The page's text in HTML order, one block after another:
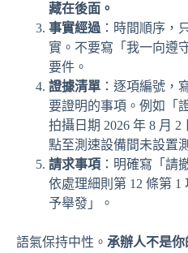
藏在後面。
事實經過 ：時間順序，
實。不要寫「我一向遵
要件。
證據清單 ：逐項編號，
要證明的事項。例如「
拍攝日期 2026 年 8 月
點至測速設備間未設置
請求事項 ：明確寫「請
依處理細則第 12 條第
予舉發」。
語氣保持中性。 承辦人不是